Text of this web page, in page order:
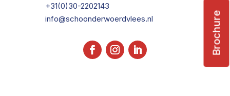
+31(0)30-2202143
info@schoonderwoerdvlees.nl
Brochure